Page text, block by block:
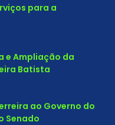
para a
e Ampliação da
Batista
ao Governo do
Senado